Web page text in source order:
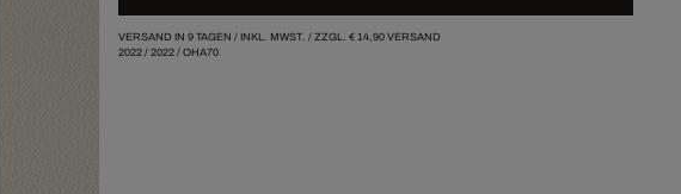
VERSAND IN 9 TAGEN / INKL. MWST. / ZZGL. € 14,90VERSAND
2022/ 2022/ OHA70